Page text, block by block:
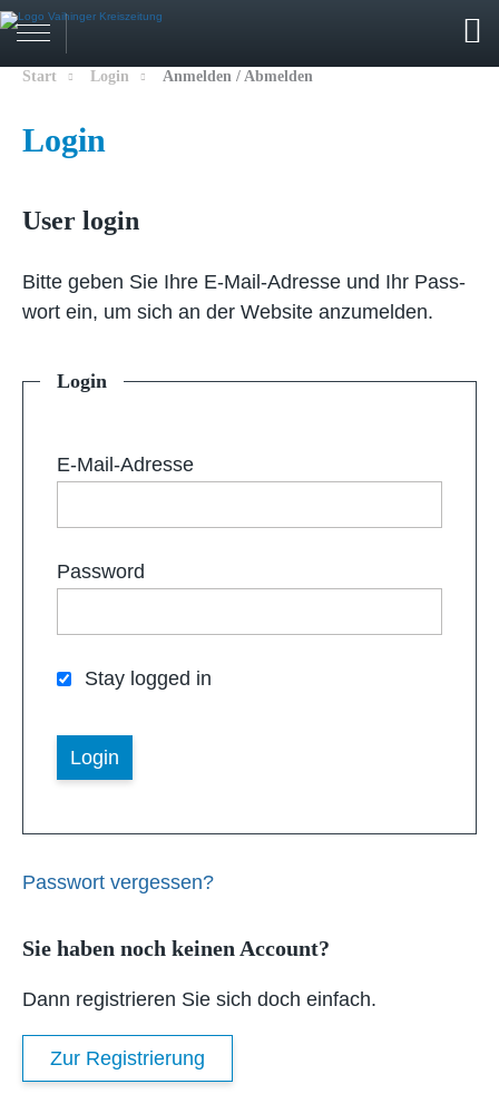
Start Login Anmelden / Abmelden
Login
User login
Bit­te ge­ben Sie Ih­re E-Mail-Adresse und Ihr Pass­
wort ein, um sich an der Web­site an­zu­mel­den.
Login
E-Mail-Adresse
Password
Stay logged in
Passwort vergessen?
Sie haben noch keinen Account?
Dann registrieren Sie sich doch einfach.
Zur Registrierung